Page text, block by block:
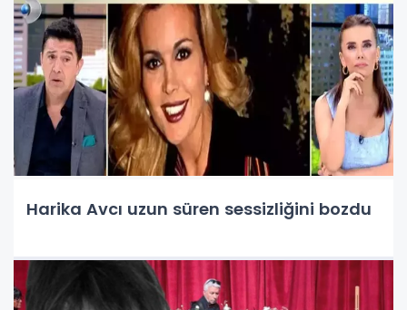
Harika Avcı uzun süren sessizliğini bozdu